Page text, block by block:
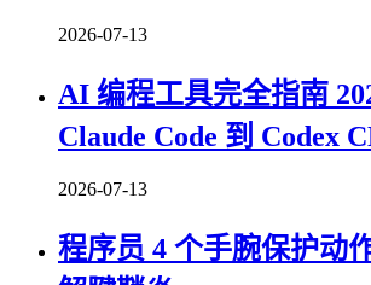
2026-07-13
AI 编程工具完全指南
Claude Code 到 Codex
2026-07-13
程序员 4 个手腕保护动